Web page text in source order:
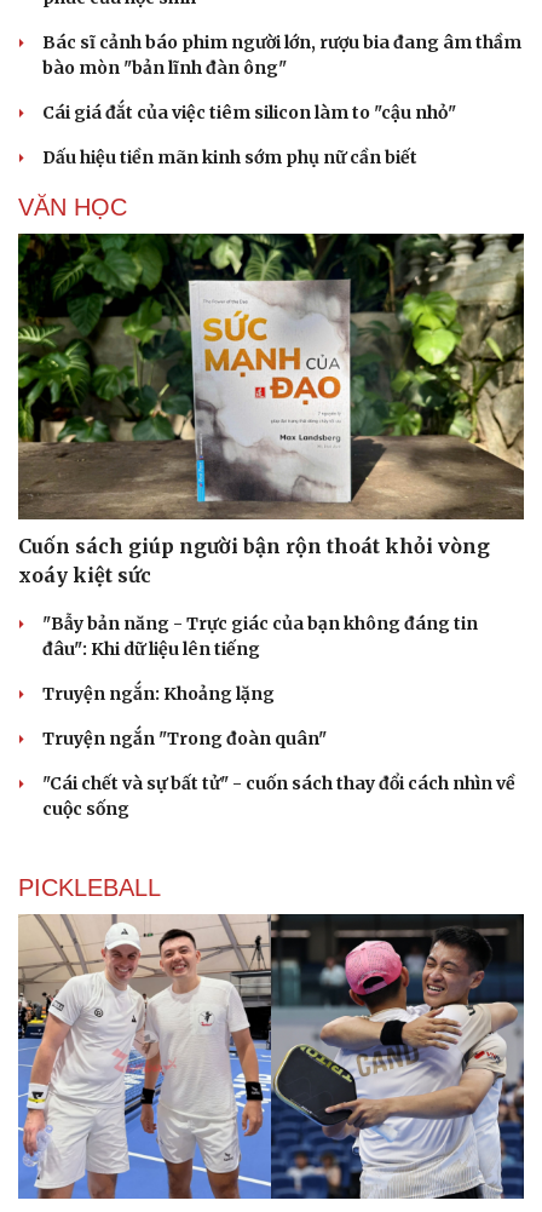
Du lịch
Tư vấn
Săn Tour
check-in
Podcast
Câu chuyện thời sự
Đọc truyện đêm khuya
Cửa sổ tình yêu
Kể chuyện cho bé
Hạt giống tâm hồn
Bác sĩ cảnh báo phim người lớn, rượu bia đang âm thầm
bào mòn "bản lĩnh đàn ông"
Cái giá đắt của việc tiêm silicon làm to "cậu nhỏ"
Dấu hiệu tiền mãn kinh sớm phụ nữ cần biết
VĂN HỌC
Cuốn sách giúp người bận rộn thoát khỏi vòng
xoáy kiệt sức
"Bẫy bản năng - Trực giác của bạn không đáng tin
đâu": Khi dữ liệu lên tiếng
Truyện ngắn: Khoảng lặng
Truyện ngắn "Trong đoàn quân"
"Cái chết và sự bất tử" - cuốn sách thay đổi cách nhìn về
cuộc sống
PICKLEBALL